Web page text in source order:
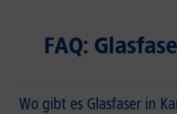
FAQ:
Wo gibt es Glasfaser in